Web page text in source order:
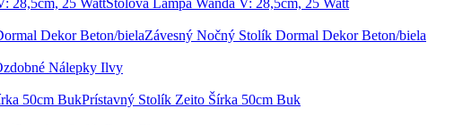
Závesný Nočný Stolík Dormal Dekor Beton/biela
Nálepky Ilvy
Prístavný Stolík Zeito Šírka 50cm Buk